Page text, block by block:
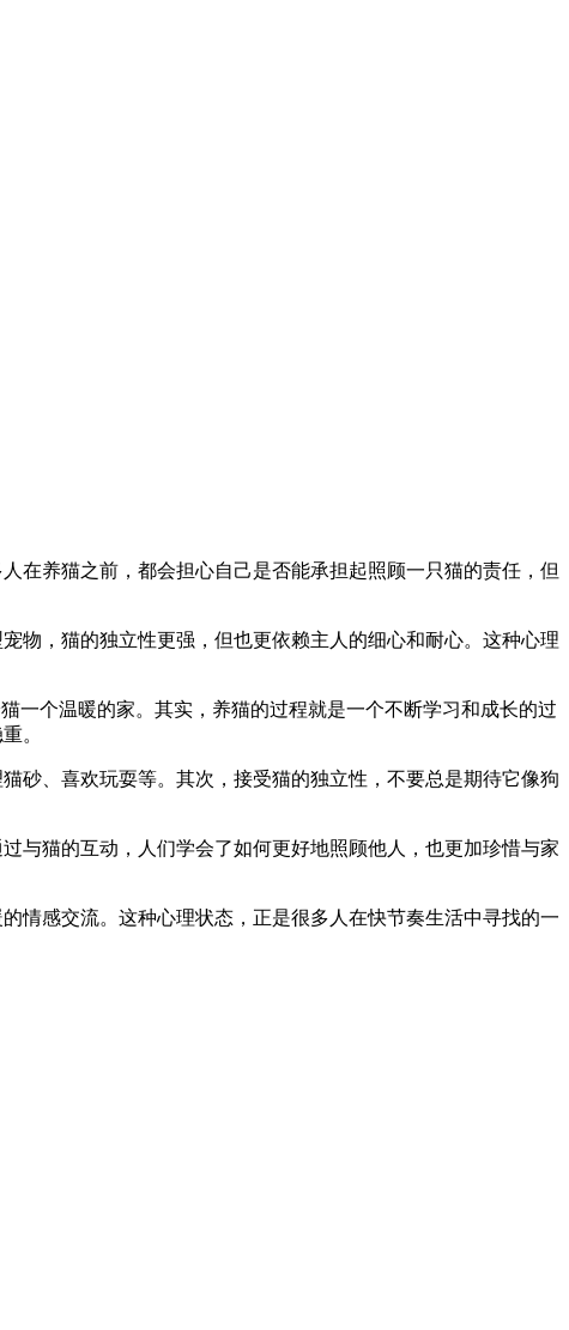
在养猫之前，都会担心自己是否能承担起照顾一只猫的责任，但
物，猫的独立性更强，但也更依赖主人的细心和耐心。这种心理
一个温暖的家。其实，养猫的过程就是一个不断学习和成长的过
。
砂、喜欢玩耍等。其次，接受猫的独立性，不要总是期待它像狗
与猫的互动，人们学会了如何更好地照顾他人，也更加珍惜与家
情感交流。这种心理状态，正是很多人在快节奏生活中寻找的一